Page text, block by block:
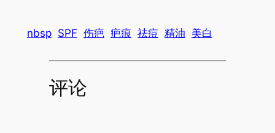
nbsp SPF 伤疤 疤痕 祛痘 精油 美白
评论